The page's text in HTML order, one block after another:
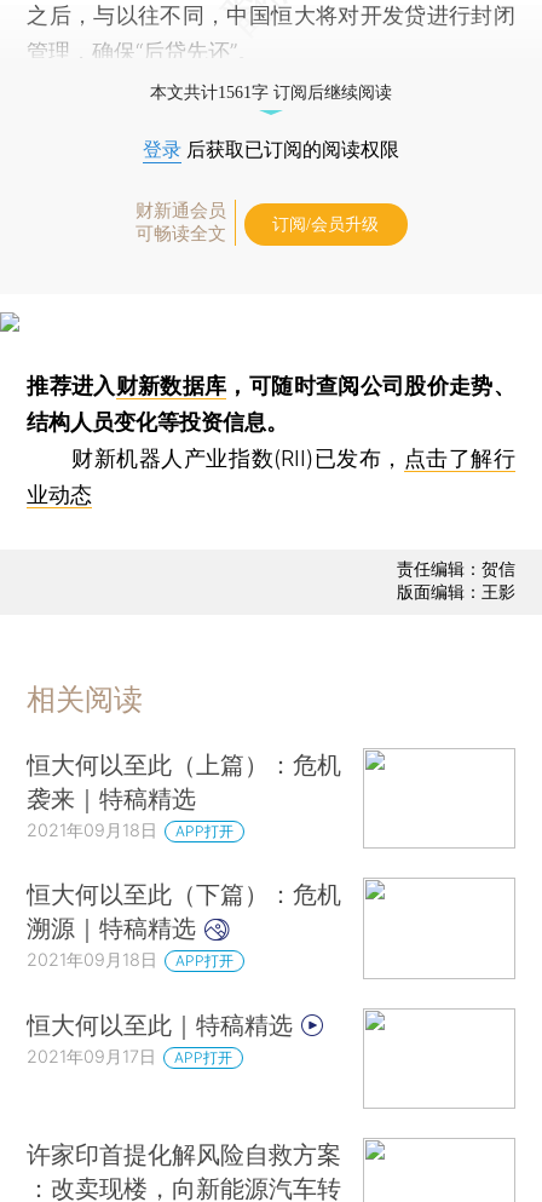
之后，与以往不同，中国恒大将对开发贷进行封闭
管理，确保“后贷先还”。
本文共计1561字 订阅后继续阅读
登录 后获取已订阅的阅读权限
财新通会员
可畅读全文
订阅/会员升级
推荐进入财新数据库 ，可随时查阅公司股价走势、
结构人员变化等投资信息。
财新机器人产业指数(RII)已发布， 点击了解行
业动态
责任编辑：贺信
版面编辑：王影
相关阅读
恒大何以至此（上篇）：危机
袭来｜特稿精选
2021年09月18日 APP打开
恒大何以至此（下篇）：危机
溯源｜特稿精选
2021年09月18日 APP打开
恒大何以至此｜特稿精选
2021年09月17日 APP打开
许家印首提化解风险自救方案
：改卖现楼，向新能源汽车转